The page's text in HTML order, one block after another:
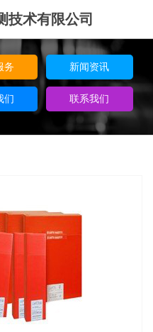
技术有限公司
务 新闻资讯
们 联系我们